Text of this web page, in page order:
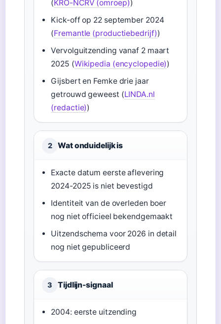
(KRO-NCRV (omroep))
Kick-off op 22 september 2024
(Fremantle (productiebedrijf))
Vervolguitzending vanaf 2 maart
2025 (Wikipedia (encyclopedie))
Gijsbert en Femke drie jaar
getrouwd geweest (LINDA.nl
(redactie))
2 Wat onduidelijk is
Exacte datum eerste aflevering
2024-2025 is niet bevestigd
Identiteit van de overleden boer
nog niet officieel bekendgemaakt
Uitzendschema voor 2026 in detail
nog niet gepubliceerd
3 Tijdlijn-signaal
2004: eerste uitzending